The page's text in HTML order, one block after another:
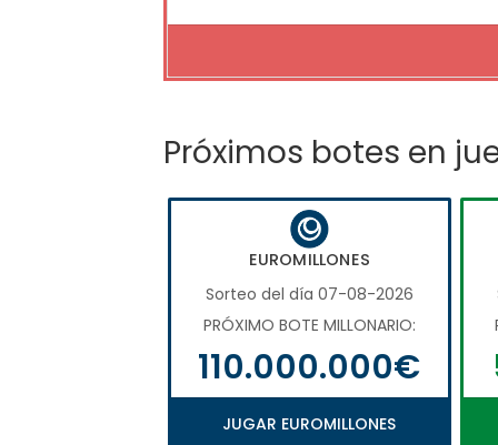
Próximos botes en
EUROMILLONES
Sorteo del día 07-08-2026
PRÓXIMO BOTE MILLONARIO:
110.000.000€
JUGAR EUROMILLONES